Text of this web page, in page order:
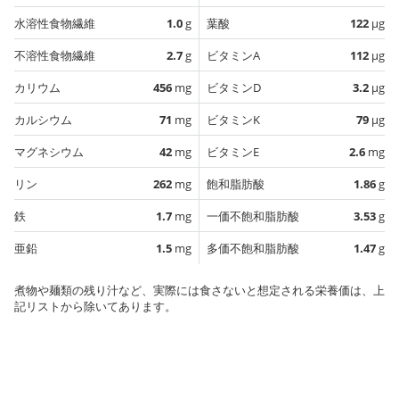
水溶性食物繊維
1.0g
不溶性食物繊維
2.7g
カリウム
456 mg
カルシウム
71 mg
マグネシウム
42 mg
リン
262 mg
鉄
1.7 mg
亜鉛
1.5 mg
葉酸
122 µg
ビタミンA
112 µg
ビタミンD
3.2 µg
ビタミンK
79 µg
ビタミンE
2.6 mg
飽和脂肪酸
1.86g
一価不飽和脂肪酸
3.53g
多価不飽和脂肪酸
1.47g
煮物や麺類の残り汁など、実際には食さないと想定される栄養価は、上
記リストから除いてあります。